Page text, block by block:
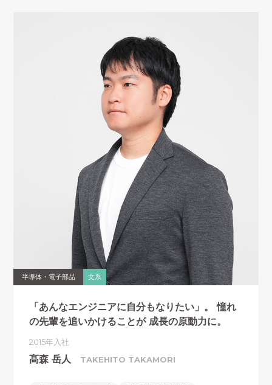
半導体・電子部品 文系
「あんなエンジニアに自分もなりたい」。
憧れ
の先輩を追いかけることが成長の原動力に。
2015年入社
髙森 岳人 TAKEHITO TAKAMORI